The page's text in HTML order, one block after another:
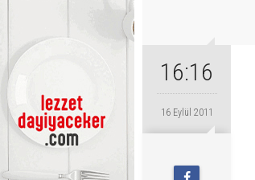
16:16
16 Eylül 2011